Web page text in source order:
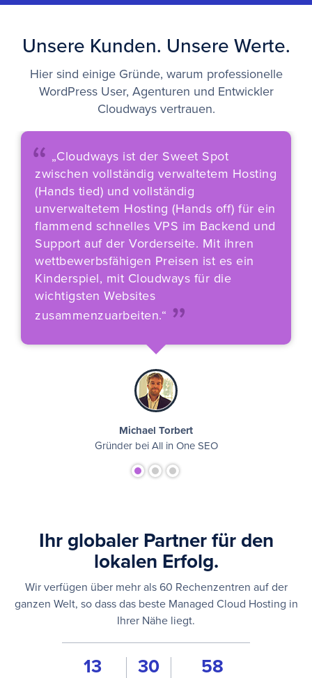
Unsere Kunden. Unsere Werte.
Hier sind einige Gründe, warum professionelle
WordPress User, Agenturen und Entwickler
Cloudways vertrauen.
“ „Cloudways ist der Sweet Spot
zwischen vollständig verwaltetem Hosting
(Hands tied) und vollständig
unverwaltetem Hosting (Hands off) für ein
flammend schnelles VPS im Backend und
Support auf der Vorderseite. Mit ihren
wettbewerbsfähigen Preisen ist es ein
Kinderspiel, mit Cloudways für die
wichtigsten Websites
zusammenzuarbeiten.“ „
Michael Torbert
Gründer bei All in One SEO
Ihr globaler Partner für den
lokalen Erfolg.
Wir verfügen über mehr als 60 Rechenzentren auf der
ganzen Welt, so dass das beste Managed Cloud Hosting in
Ihrer Nähe liegt.
15 33 62